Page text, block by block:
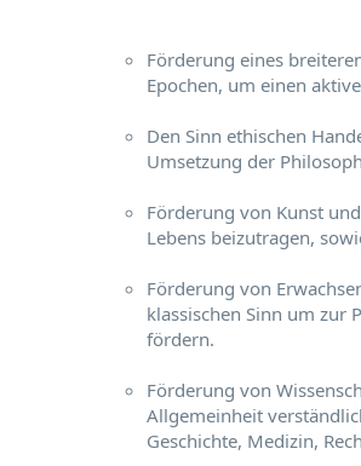
Förderung eines
Epochen, um einen
Den Sinn ethischen
Umsetzung der
Förderung von Kunst
Lebens beizutragen,
Förderung von
klassischen Sinn um zur
fördern.
Förderung von
Allgemeinheit
Geschichte, Medizin,